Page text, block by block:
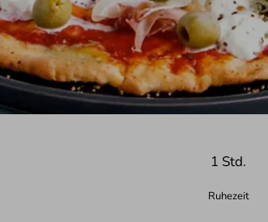
1 Std.
Ruhezeit